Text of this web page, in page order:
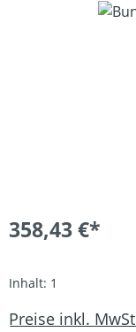
Bildergalerie
358,43 €*
Inhalt: 1
Preise inkl.